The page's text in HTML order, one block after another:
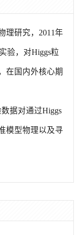
理研究，2011年
验，对Higgs粒
在国内外核心期
据对通过Higgs
模型物理以及寻